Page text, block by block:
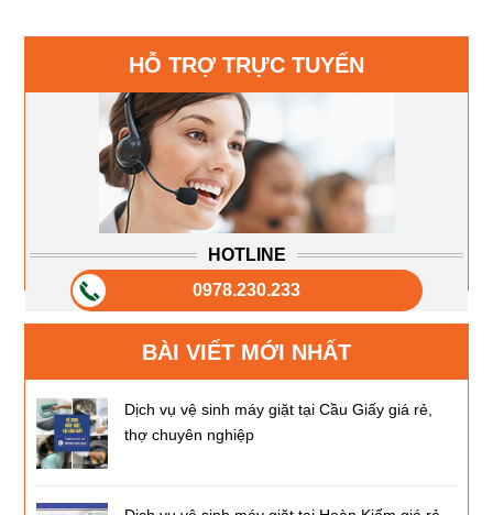
HỖ TRỢ TRỰC TUYẾN
HOTLINE
0978.230.233
BÀI VIẾT MỚI NHẤT
Dịch vụ vệ sinh máy giặt tại Cầu Giấy giá rẻ,
thợ chuyên nghiệp